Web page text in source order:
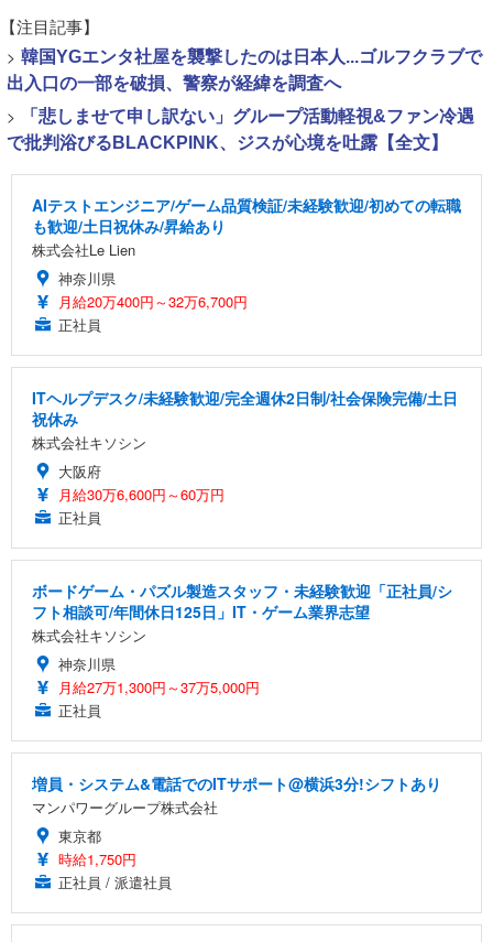
【注目記事】
> 韓国YGエンタ社屋を襲撃したのは日本人...ゴルフクラブで
出入口の一部を破損、警察が経緯を調査へ
>
「悲しませて申し訳ない」グループ活動軽視&ファン冷遇
で批判浴びるBLACKPINK、ジスが心境を吐露【全文】
AIテストエンジニア/ゲーム品質検証/未経験歓迎/初めての転職
も歓迎/土日祝休み/昇給あり
株式会社Le Lien
神奈川県
月給20万400円～32万6,700円
正社員
ITヘルプデスク/未経験歓迎/完全週休2日制/社会保険完備/土日
祝休み
株式会社キソシン
大阪府
月給30万6,600円～60万円
正社員
ボードゲーム・パズル製造スタッフ・未経験歓迎「正社員/シ
フト相談可/年間休日125日」IT・ゲーム業界志望
株式会社キソシン
神奈川県
月給27万1,300円～37万5,000円
正社員
増員・システム&電話でのITサポート@横浜3分!シフトあり
マンパワーグループ株式会社
東京都
時給1,750円
正社員 / 派遣社員